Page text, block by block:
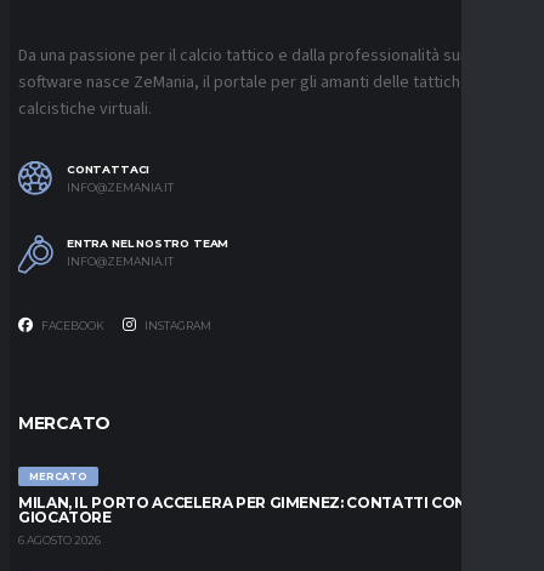
Da una passione per il calcio tattico e dalla professionalità sui
software nasce ZeMania, il portale per gli amanti delle tattiche
calcistiche virtuali.
CONTATTACI
INFO@ZEMANIA.IT
ENTRA NEL NOSTRO TEAM
INFO@ZEMANIA.IT
FACEBOOK INSTAGRAM
MERCATO
MERCATO
MILAN, IL PORTO ACCELERA PER GIMENEZ: CONTATTI CON IL
GIOCATORE
6 AGOSTO 2026